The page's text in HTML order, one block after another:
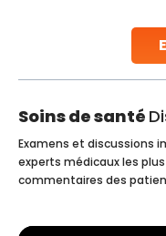
collected, they
Soins de santé
Examens et discussions
experts médicaux les
commentaires des